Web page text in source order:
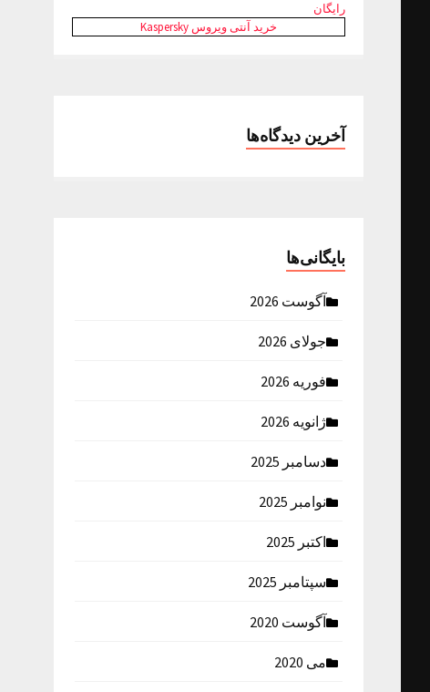
رایگان
خرید آنتی ویروس Kaspersky
آخرین دیدگاه‌ها
بایگانی‌ها
آگوست 2026
جولای 2026
فوریه 2026
ژانویه 2026
دسامبر 2025
نوامبر 2025
اکتبر 2025
سپتامبر 2025
آگوست 2020
می 2020